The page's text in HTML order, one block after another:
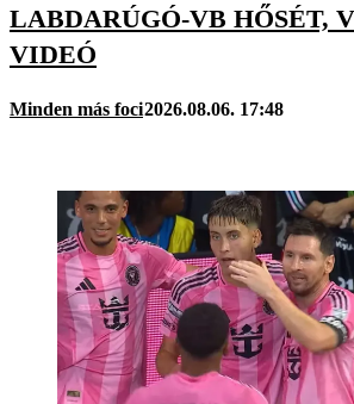
LABDARÚGÓ-VB HŐSÉT,
VIDEÓ
Minden más foci2026.08.06. 17:48